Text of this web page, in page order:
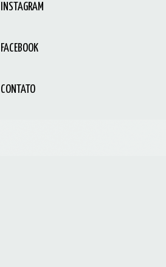
INSTAGRAM
FACEBOOK
CONTATO